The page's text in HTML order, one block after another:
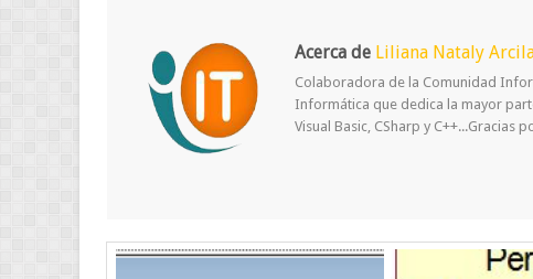
Acerca de Liliana Nataly
Colaboradora de la Comunidad
Informática que dedica la mayor
Visual Basic, CSharp y